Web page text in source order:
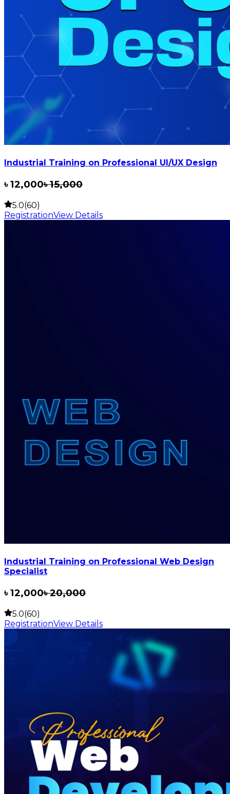
Industrial Training on Professional UI/UX Design
৳12,000৳15,000
5.0(60)
RegistrationView Details
Industrial Training on Professional Web Design
Specialist
৳12,000৳20,000
5.0(60)
RegistrationView Details